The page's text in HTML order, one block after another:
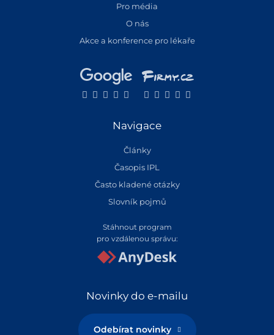
Pro média
O nás
Akce a konference pro lékaře
Navigace
Články
Časopis IPL
Často kladené otázky
Slovník pojmů
Stáhnout program
pro vzdálenou správu:
Novinky do e-mailu
Odebírat novinky